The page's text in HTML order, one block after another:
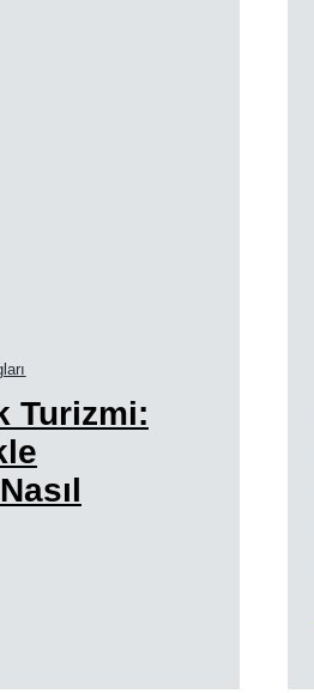
Turizmi: